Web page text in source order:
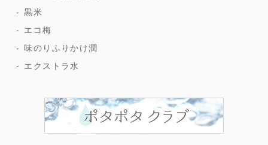
黒米
エコ梅
味のりふりかけ潤
エクストラ水